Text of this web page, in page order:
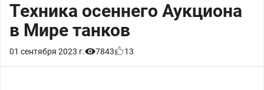
Техника осеннего Аукциона
в Мире танков
01 сентября 2023 г. 7843 13